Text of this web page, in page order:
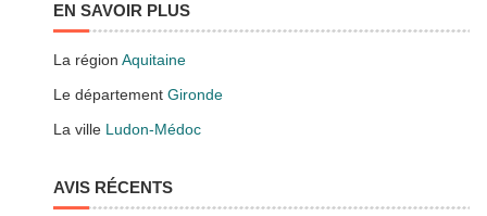
EN SAVOIR PLUS
La régionAquitaine
Le départementGironde
La ville Ludon-Médoc
AVIS RÉCENTS